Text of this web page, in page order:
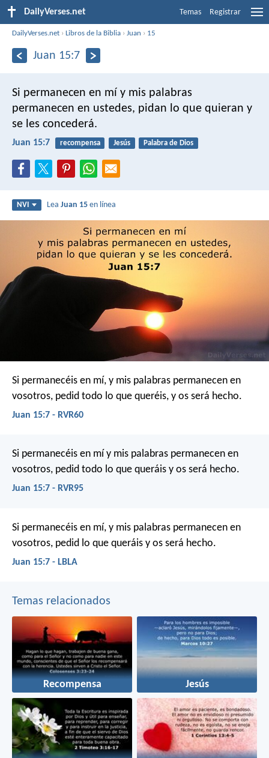
DailyVerses.net Temas Registrar
DailyVerses.net ›Libros de la Biblia ›Juan › 15
Juan 15:7
Si permanecen en mí y mis palabras
permanecen en ustedes, pidan lo que quieran y
se les concederá.
Juan 15:7 recompensa Jesús Palabra de Dios
NVI LeaJuan 15 en línea
Si permanecéis en mí, y mis palabras permanecen en
vosotros, pedid todo lo que queréis, y os será hecho.
Juan 15:7 - RVR60
Si permanecéis en mí y mis palabras permanecen en
vosotros, pedid todo lo que queráis y os será hecho.
Juan 15:7 - RVR95
Si permanecéis en mí, y mis palabras permanecen en
vosotros, pedid lo que queráis y os será hecho.
Juan 15:7 - LBLA
Temas relacionados
Recompensa Jesús